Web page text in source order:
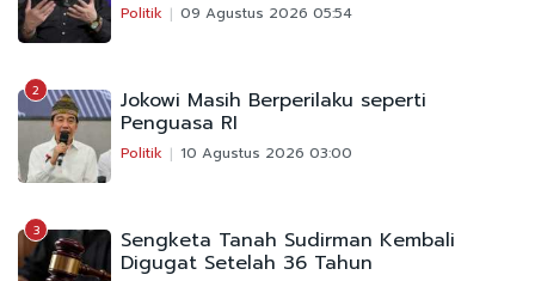
Politik 09 Agustus 2026 05:54
2 Jokowi Masih Berperilaku seperti
Penguasa RI
Politik 10 Agustus 2026 03:00
3 Sengketa Tanah Sudirman Kembali
Digugat Setelah 36 Tahun